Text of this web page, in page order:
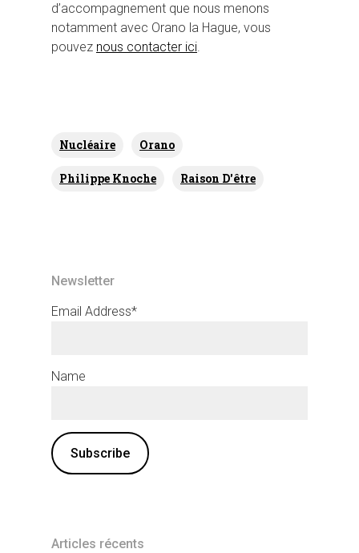
d’accompagnement que nous menons
notamment avec Orano la Hague, vous
pouvez nous contacter ici.
Nucléaire Orano
Philippe Knoche Raison D'être
Newsletter
Email Address*
Name
Articles récents